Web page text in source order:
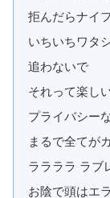
拒んだらナイ
いちいちワタ
追わないで
それって楽し
プライバシー
まるで全てが
ララララ ラブ
お陰で頭はエ